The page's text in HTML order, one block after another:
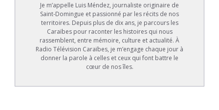
Je m’appelle Luis Méndez, journaliste originaire de
Saint-Domingue et passionné par les récits de nos
territoires. Depuis plus de dix ans, je parcours les
Caraïbes pour raconter les histoires qui nous
rassemblent, entre mémoire, culture et actualité. À
Radio Télévision Caraïbes, je m’engage chaque jour à
donner la parole à celles et ceux qui font battre le
cœur de nos îles.